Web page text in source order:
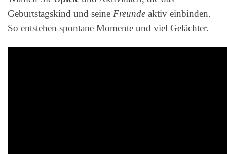
Geburtstagskind und seine Freunde aktiv einbinden.
So entstehen spontane Momente und viel Gelächter.